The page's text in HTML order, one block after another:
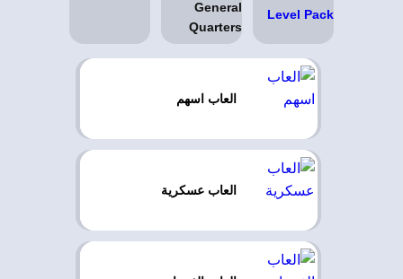
العاب اسهم
العاب عسكرية